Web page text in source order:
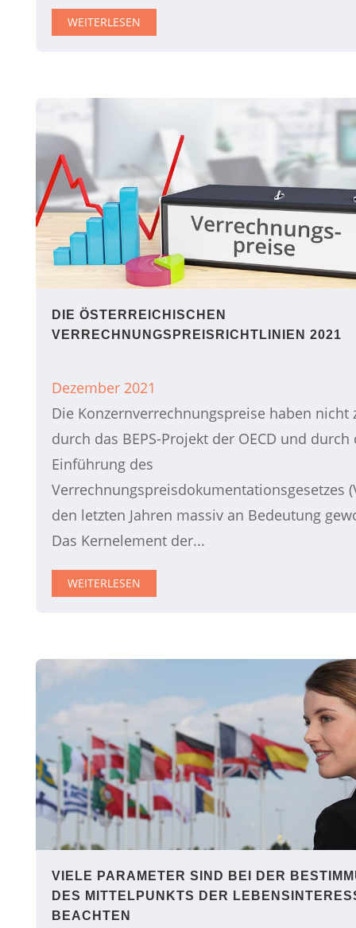
WEITERLESEN
DIE ÖSTERREICHISCHEN
VERRECHNUNGSPREISRICHTLINIEN 2021
Dezember 2021
Die Konzernverrechnungspreise haben nicht
durch das BEPS-Projekt der OECD und durch
Einführung des
Verrechnungspreisdokumentationsgesetzes
den letzten Jahren massiv an Bedeutung
Das Kernelement der...
WEITERLESEN
VIELE PARAMETER SIND BEI DER
DES MITTELPUNKTS DER
BEACHTEN